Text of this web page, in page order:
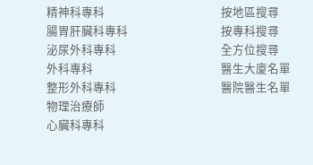
精神科專科
腸胃肝臟科專科
泌尿外科專科
外科專科
整形外科專科
物理治療師
心臟科專科
按地區搜尋
按專科搜尋
全方位搜尋
醫生大廈名單
醫院醫生名單